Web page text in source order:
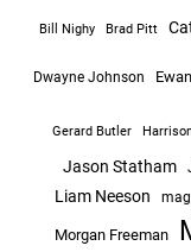
Bill Nighy Brad Pitt
Dwayne Johnson
Gerard Butler
Jason Statham
Liam Neeson
Morgan Freeman